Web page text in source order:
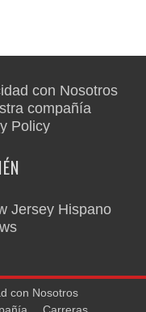
con Nosotros
compañía
Policy
Jersey Hispano
con Nosotros